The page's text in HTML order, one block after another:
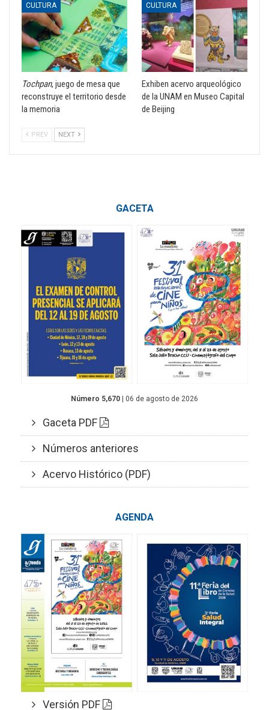
CULTURA
Tochpan, juego de mesa que
reconstruye el territorio desde
la memoria
CULTURA
Exhiben acervo arqueológico
de la UNAM en Museo Capital
de Beijing
PREV NEXT
GACETA
Número 5,670 | 06 de agosto de 2026
Gaceta PDF
Números anteriores
Acervo Histórico (PDF)
AGENDA
Versión PDF